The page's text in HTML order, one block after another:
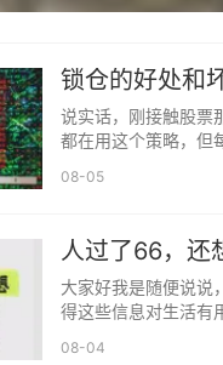
，如果你——喜欢它，
不是算来的，而是善来
就能拥有多少。凡事看
锁仓的好处和
说实话，刚接触股票
都在用这个策略，但
08-05
人过了66，还
2、不话多
大家好我是随便说说
得这些信息对生活有
08-04